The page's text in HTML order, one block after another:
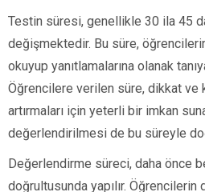
Testin süresi, genellikle 30 ila 45
değişmektedir. Bu süre,
okuyup yanıtlamalarına olanak
Öğrencilere verilen süre, dikkat ve
artırmaları için yeterli bir imkan
değerlendirilmesi de bu süreyle
Değerlendirme süreci, daha önce
doğrultusunda yapılır. Öğrencilerin